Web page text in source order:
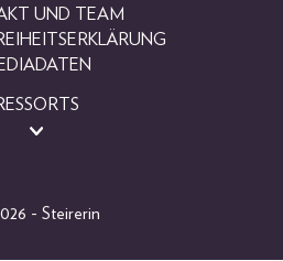
UND TEAM
- Steirerin